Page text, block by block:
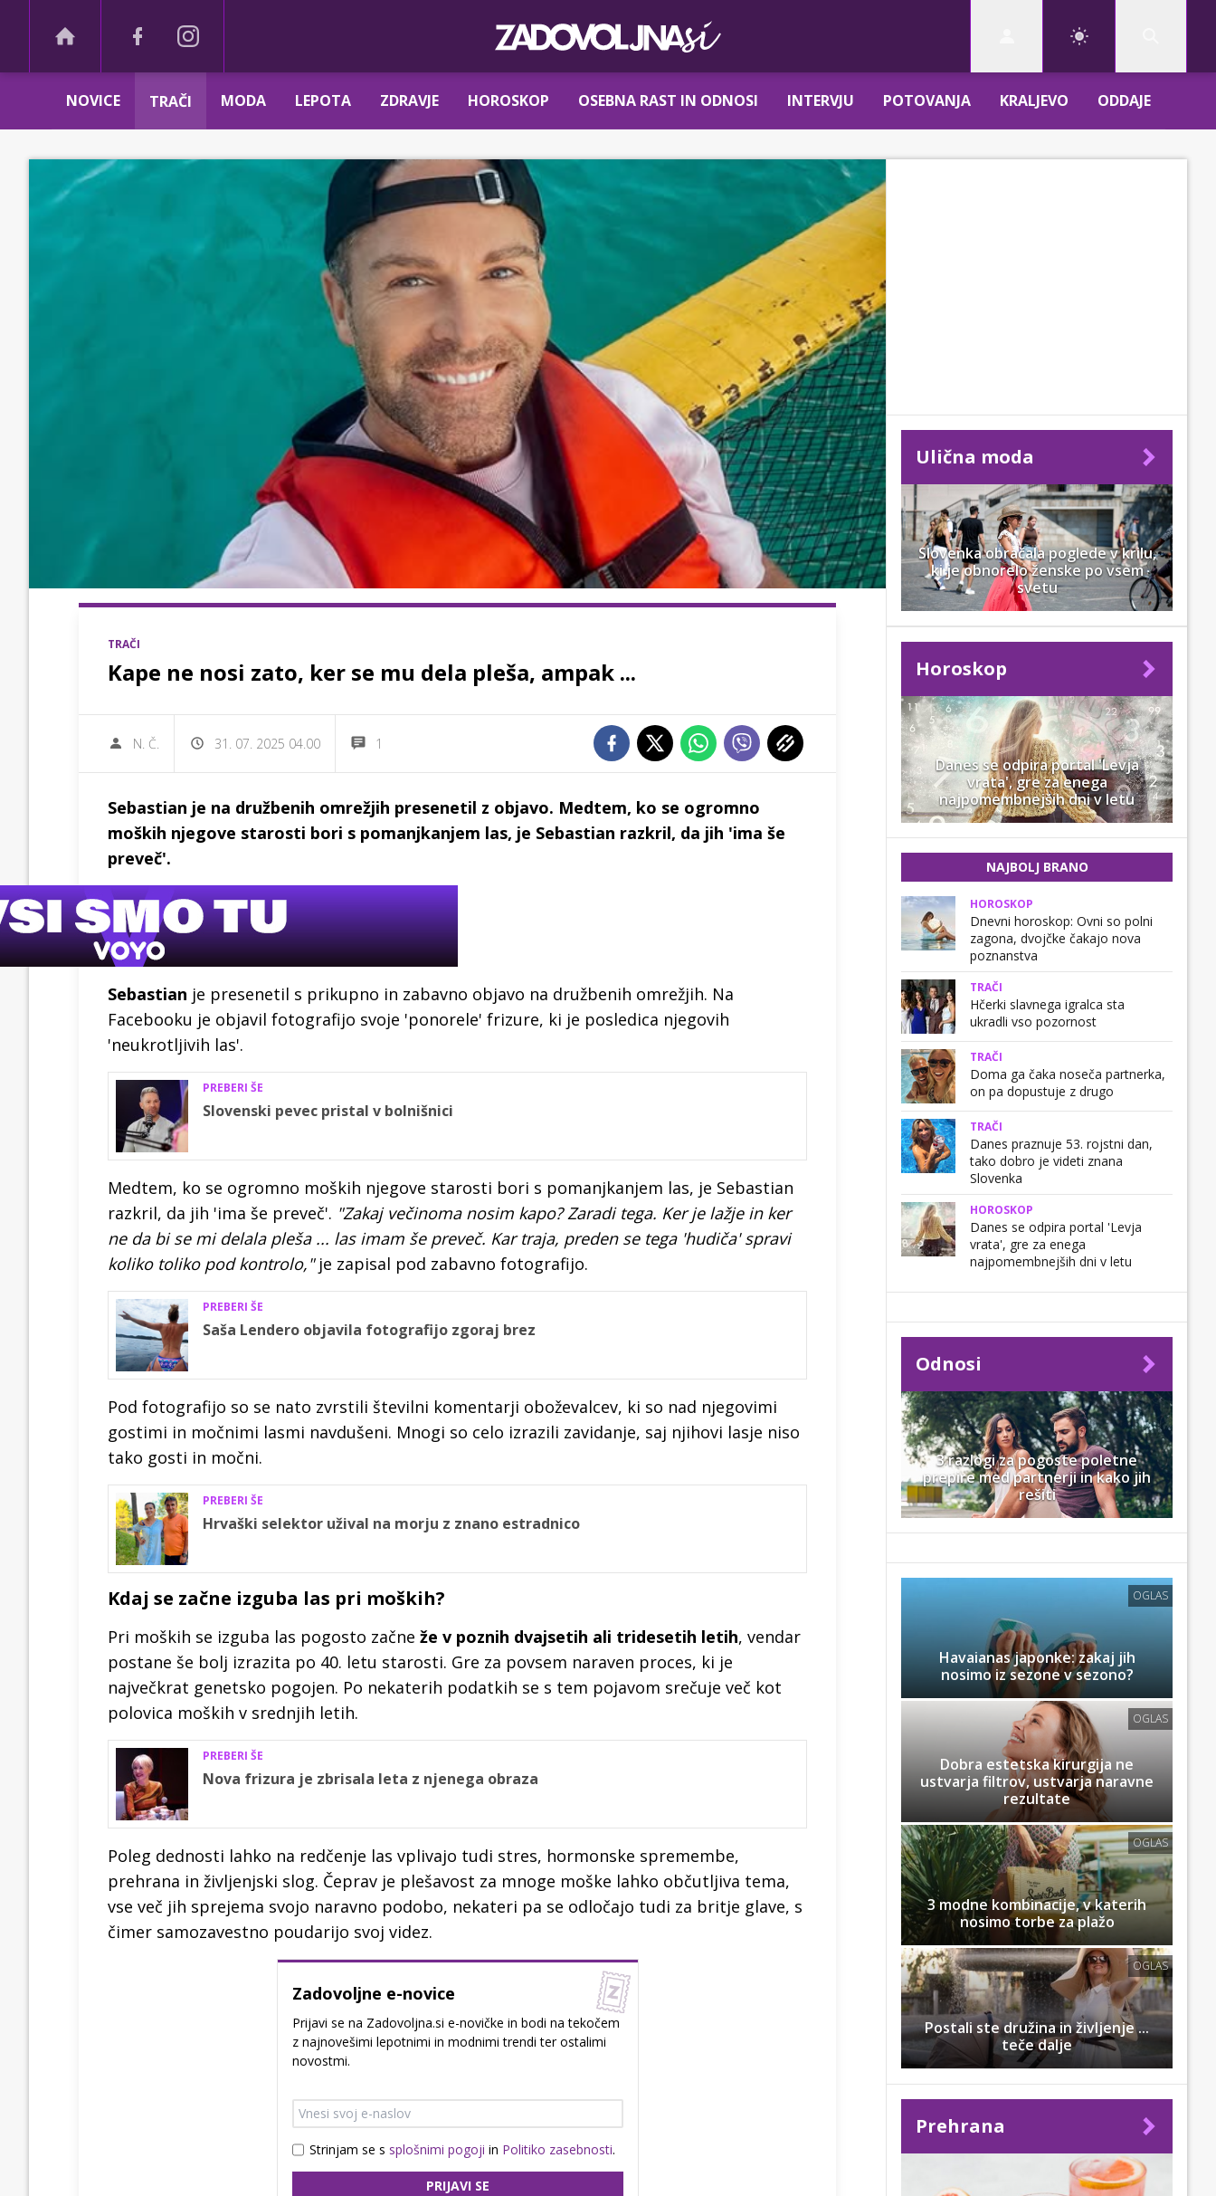
NOVICE TRAČI MODA LEPOTA ZDRAVJE HOROSKOP OSEBNA RAST IN ODNOSI INTERVJU POTOVANJA KRALJEVO ODDAJE
TRAČI
Kape ne nosi zato, ker se mu dela pleša, ampak ...
N. Č. 31. 07. 2025 04.00 1
Sebastian je na družbenih omrežjih presenetil z objavo. Medtem, ko se ogromno
moških njegove starosti bori s pomanjkanjem las, je Sebastian razkril, da jih 'ima še
preveč'.
Sebastian je presenetil s prikupno in zabavno objavo na družbenih omrežjih. Na
Facebooku je objavil fotografijo svoje 'ponorele' frizure, ki je posledica njegovih
'neukrotljivih las'.
PREBERI ŠE
Slovenski pevec pristal v bolnišnici
Medtem, ko se ogromno moških njegove starosti bori s pomanjkanjem las, je Sebastian
razkril, da jih 'ima še preveč'. "Zakaj večinoma nosim kapo? Zaradi tega. Ker je lažje in ker
ne da bi se mi delala pleša ... las imam še preveč. Kar traja, preden se tega 'hudiča' spravi
koliko toliko pod kontrolo," je zapisal pod zabavno fotografijo.
PREBERI ŠE
Saša Lendero objavila fotografijo zgoraj brez
Pod fotografijo so se nato zvrstili številni komentarji oboževalcev, ki so nad njegovimi
gostimi in močnimi lasmi navdušeni. Mnogi so celo izrazili zavidanje, saj njihovi lasje niso
tako gosti in močni.
PREBERI ŠE
Hrvaški selektor užival na morju z znano estradnico
Kdaj se začne izguba las pri moških?
Pri moških se izguba las pogosto začne že v poznih dvajsetih ali tridesetih letih, vendar
postane še bolj izrazita po 40. letu starosti. Gre za povsem naraven proces, ki je
največkrat genetsko pogojen. Po nekaterih podatkih se s tem pojavom srečuje več kot
polovica moških v srednjih letih.
PREBERI ŠE
Nova frizura je zbrisala leta z njenega obraza
Poleg dednosti lahko na redčenje las vplivajo tudi stres, hormonske spremembe,
prehrana in življenjski slog. Čeprav je plešavost za mnoge moške lahko občutljiva tema,
vse več jih sprejema svojo naravno podobo, nekateri pa se odločajo tudi za britje glave, s
čimer samozavestno poudarijo svoj videz.
Zadovoljne e-novice
Prijavi se na Zadovoljna.si e-novičke in bodi na tekočem
z najnovešimi lepotnimi in modnimi trendi ter ostalimi
novostmi.
Strinjam se s splošnimi pogoji in Politiko zasebnosti.
PRIJAVI SE
Ulična moda
Slovenka obračala poglede v krilu,
ki je obnorelo ženske po vsem
svetu
Horoskop
Danes se odpira portal 'Levja
vrata', gre za enega
najpomembnejših dni v letu
NAJBOLJ BRANO
HOROSKOP
Dnevni horoskop: Ovni so polni
zagona, dvojčke čakajo nova
poznanstva
TRAČI
Hčerki slavnega igralca sta
ukradli vso pozornost
TRAČI
Doma ga čaka noseča partnerka,
on pa dopustuje z drugo
TRAČI
Danes praznuje 53. rojstni dan,
tako dobro je videti znana
Slovenka
HOROSKOP
Danes se odpira portal 'Levja
vrata', gre za enega
najpomembnejših dni v letu
Odnosi
3 razlogi za pogoste poletne
prepire med partnerji in kako jih
rešiti
OGLAS
Havaianas japonke: zakaj jih
nosimo iz sezone v sezono?
OGLAS
Dobra estetska kirurgija ne
ustvarja filtrov, ustvarja naravne
rezultate
OGLAS
3 modne kombinacije, v katerih
nosimo torbe za plažo
OGLAS
Postali ste družina in življenje ...
teče dalje
Prehrana